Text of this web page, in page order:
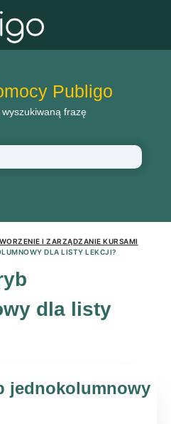
Publigo
frazę
I ZARZĄDZANIE KURSAMI
DLA LISTY LEKCJI?
dla listy
jednokolumnowy